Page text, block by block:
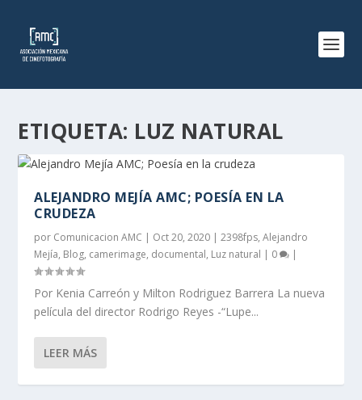
ETIQUETA: LUZ NATURAL
ALEJANDRO MEJÍA AMC; POESÍA EN LA
CRUDEZA
por Comunicacion AMC | Oct 20, 2020 |2398fps,Alejandro
Mejía, Blog, camerimage, documental, Luz natural | 0 |
Por Kenia Carreón y Milton Rodriguez Barrera La nueva
película del director Rodrigo Reyes -“Lupe...
LEER MÁS